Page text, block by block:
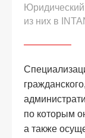
из них в
по которым
а также